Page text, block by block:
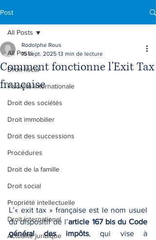
Post
All Posts
Droit fiscal
Fiscalité internationale
Droit des sociétés
Droit immobilier
Droit des successions
Procédures
Droit de la famille
Droit social
Propriété intellectuelle
Droit international
Actualité juridique
All Posts
Comment fonctionne l'Exit Tax
française
Rodolphe Rous
15 sept. 2025 13 min de lecture
L’« exit tax » française est le nom usuel
du dispositif de l’article 167 bis du Code
général des impôts, qui vise à